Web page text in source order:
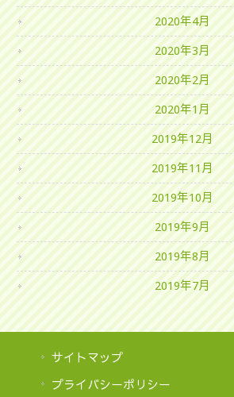
2020年4月
2020年3月
2020年2月
2020年1月
2019年12月
2019年11月
2019年10月
2019年9月
2019年8月
2019年7月
サイトマップ
プライバシーポリシー